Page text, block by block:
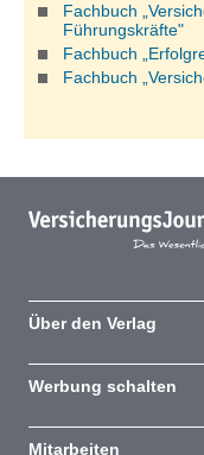
Fachbuch
Führungskräfte"
Fachbuch
Fachbuch
Über den Verlag
Werbung schalten
Mitarbeiten